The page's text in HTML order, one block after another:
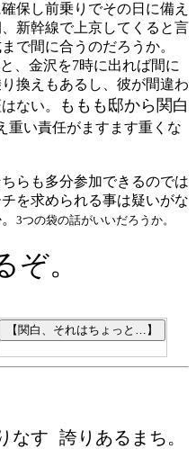
保し前乗りでその日に備え
新幹線で上京してくると言
で間に合うのだろうか。
、金沢を7時に出れば間に
換えもあるし、彼が間違わ
ない。
ももも邸から関白
重い責任がますます重くな
らも多分参加できるのでは
を求められる事は疑いがな
3つの袋の話がいいだろうか。
ぞ。
なす 誇りあるまち。